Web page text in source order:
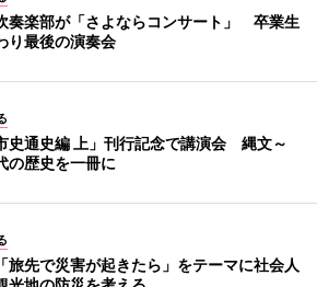
奏楽部が「さよならコンサート」 卒業生
り最後の演奏会
史通史編 上」刊行記念で講演会 縄文～
の歴史を一冊に
旅先で災害が起きたら」をテーマに社会人